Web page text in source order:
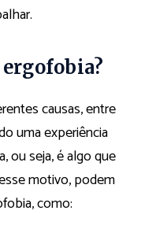
causas, entre
uma experiência
ou seja, é algo que
motivo, podem
como: